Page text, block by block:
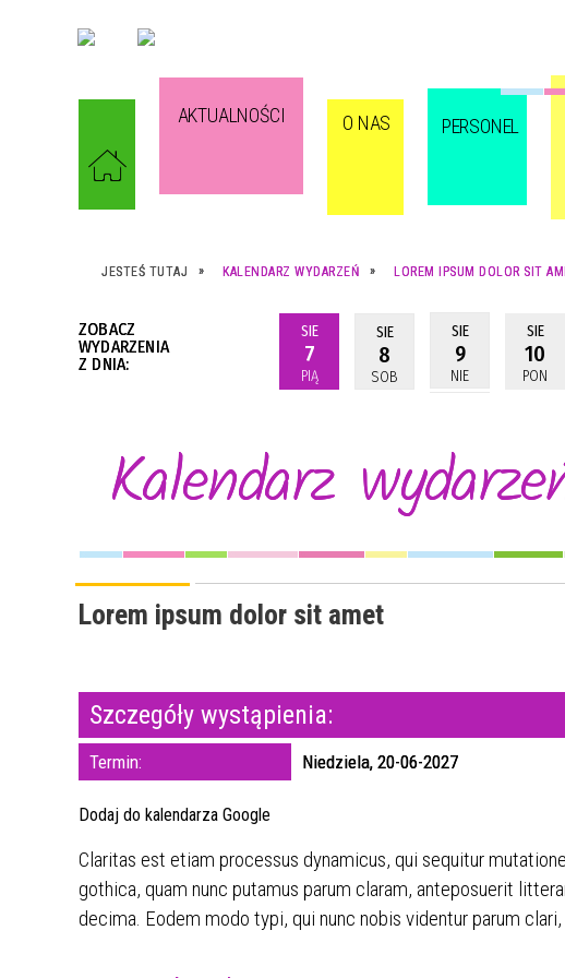
AKTUALNOŚCI O NAS PERSONEL
JESTEŚ TUTAJ KALENDARZ WYDARZEŃ LOREM IPSUM DOLOR SIT
ZOBACZ
WYDARZENIA
Z DNIA:
SIE
7
PIĄ
SIE
8
SOB
SIE
9
NIE
SIE
10
PON
Kalendarz
Lorem ipsum dolor sit amet
Szczegóły wystąpienia:
Termin: Niedziela, 20-06-2027
Dodaj do kalendarza Google
Claritas est etiam processus dynamicus, qui sequitur
gothica, quam nunc putamus parum claram, anteposuerit
decima. Eodem modo typi, qui nunc nobis videntur parum